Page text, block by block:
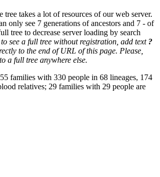
tree takes a lot of resources of our web server.
only see 7 generations of ancestors and 7 - of
tree to decrease server loading by search
see a full tree without registration, add text ?
to the end of URL of this page. Please,
a full tree anywhere else.
families with 330 people in 68 lineages, 174
relatives; 29 families with 29 people are